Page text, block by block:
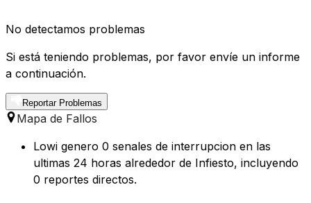
No detectamos problemas
Si está teniendo problemas, por favor envíe un informe
a continuación.
Reportar Problemas
Mapa de Fallos
Lowi genero 0 senales de interrupcion en las
ultimas 24 horas alrededor de Infiesto, incluyendo
0 reportes directos.